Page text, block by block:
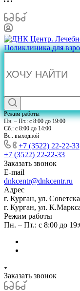
Режим работы
Пн. – Пт.: с 8:00 до 19:00
Сб.: с 8:00 до 14:00
Вс.: выходной
+7 (3522) 22-22-33
+7 (3522) 22-22-33
Заказать звонок
E-mail
dnkcentr@dnkcentr.ru
Адрес
г. Курган, ул.
г. Курган, ул.
Режим работы
Пн. – Пт.: с 8:00 до
Заказать звонок